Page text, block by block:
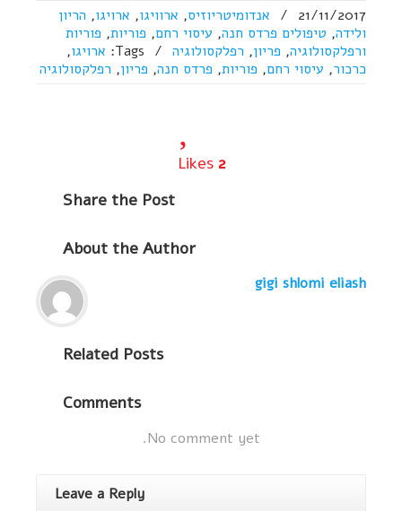
21/11/2017
/ אנדומיטריוזיס, ארוויגו, ארויגו, הריון
ולידה, טיפולים פרדס חנה, עיסוי רחם, פוריות, פוריות
ורפלקסולוגיה, פריון, רפלקסולוגיה /
Tags: ארויגו,
כרכור, עיסוי רחם, פוריות, פרדס חנה, פריון, רפלקסולוגיה
2
Likes
Share the Post
About the Author
gigi shlomi eliash
Related Posts
Comments
No comment yet.
Leave a Reply